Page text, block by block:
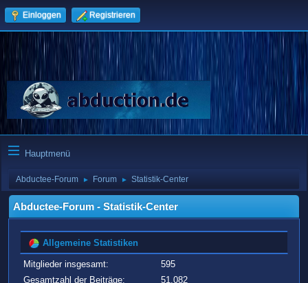
Einloggen Registrieren
Hauptmenü
Abductee-Forum ► Forum ► Statistik-Center
Abductee-Forum - Statistik-Center
Allgemeine Statistiken
Mitglieder insgesamt:
595
Gesamtzahl der Beiträge:
51.082